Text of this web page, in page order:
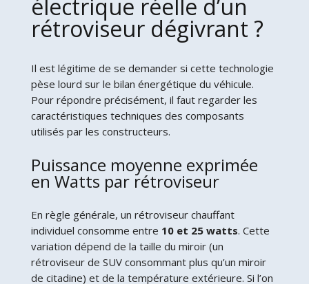
électrique réelle d’un
rétroviseur dégivrant ?
Il est légitime de se demander si cette technologie
pèse lourd sur le bilan énergétique du véhicule.
Pour répondre précisément, il faut regarder les
caractéristiques techniques des composants
utilisés par les constructeurs.
Puissance moyenne exprimée
en Watts par rétroviseur
En règle générale, un rétroviseur chauffant
individuel consomme entre 10 et 25 watts. Cette
variation dépend de la taille du miroir (un
rétroviseur de SUV consommant plus qu’un miroir
de citadine) et de la température extérieure. Si l’on